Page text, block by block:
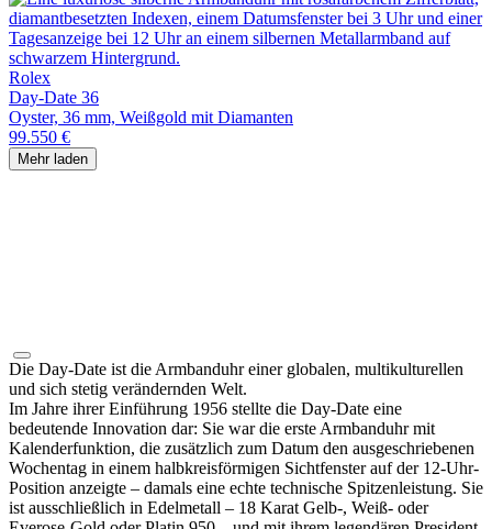
Rolex
Day-Date 36
Oyster, 36 mm, Weißgold mit Diamanten
99.550 €
Mehr laden
Die Day-Date ist die Armbanduhr einer globalen, multikulturellen
und sich stetig verändernden Welt.
Im Jahre ihrer Einführung 1956 stellte die Day‑Date eine
bedeutende Innovation dar: Sie war die erste Armbanduhr mit
Kalenderfunktion, die zusätzlich zum Datum den ausgeschriebenen
Wochentag in einem halbkreisförmigen Sichtfenster auf der 12‑Uhr-
Position anzeigte – damals eine echte technische Spitzenleistung. Sie
ist ausschließlich in Edelmetall – 18 Karat Gelb-, Weiß- oder